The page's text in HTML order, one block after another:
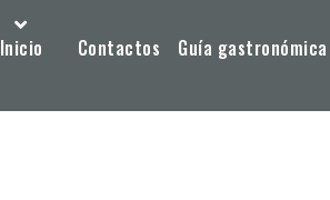
Inicio Contactos Guía gastronómica